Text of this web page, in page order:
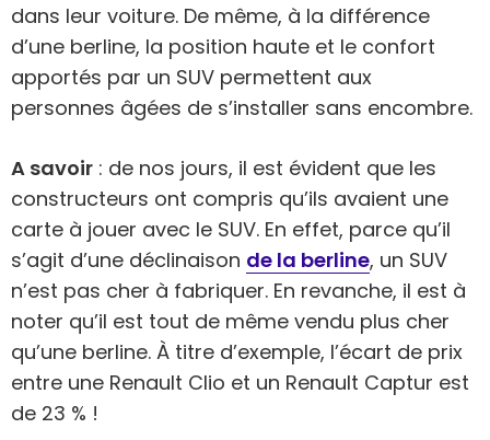
dans leur voiture. De même, à la différence
d’une berline, la position haute et le confort
apportés par un SUV permettent aux
personnes âgées de s’installer sans encombre.
A savoir : de nos jours, il est évident que les
constructeurs ont compris qu’ils avaient une
carte à jouer avec le SUV. En effet, parce qu’il
s’agit d’une déclinaison de la berline, un SUV
n’est pas cher à fabriquer. En revanche, il est à
noter qu’il est tout de même vendu plus cher
qu’une berline. À titre d’exemple, l’écart de prix
entre une Renault Clio et un Renault Captur est
de 23 % !